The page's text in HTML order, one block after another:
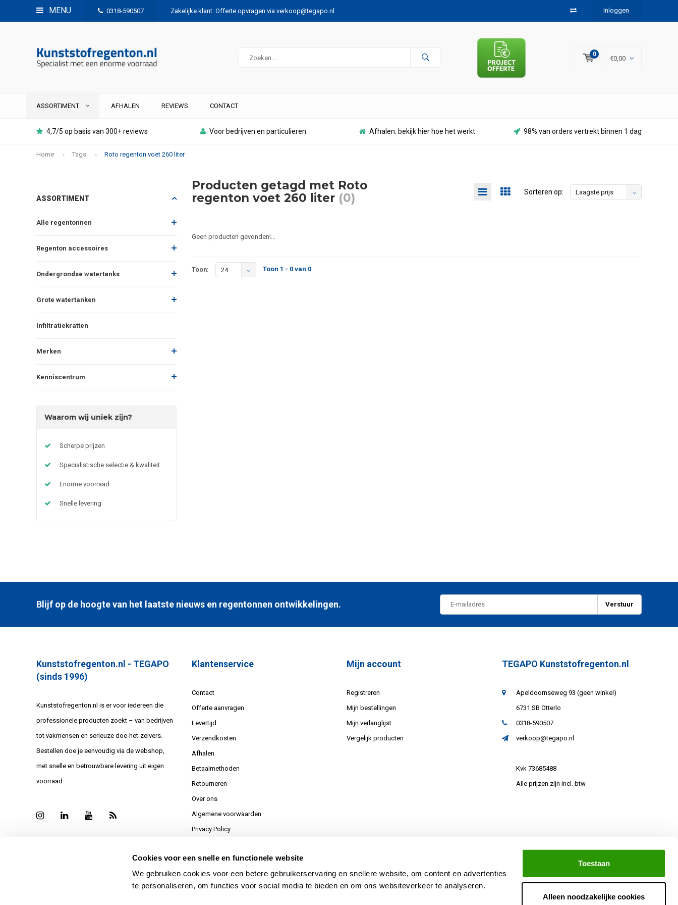
Cookies voor een snelle en functionele website
We gebruiken cookies voor een betere gebruikerservaring en snellere website, om content en advertenties
te personaliseren, om functies voor social media te bieden en om ons websiteverkeer te analyseren.
Toestaan
Alleen noodzakelijke cookies
MENU 0318-590507 Zakelijke klant: Offerte opvragen via verkoop@tegapo.nl Inloggen
0
€0,00
ASSORTIMENT AFHALEN REVIEWS CONTACT
4,7/5 op basis van 300+ reviews Voor bedrijven en particulieren Afhalen: bekijk hier hoe het werkt 98% van orders vertrekt binnen 1 dag
Home Tags Roto regenton voet 260 liter
ASSORTIMENT
Alle regentonnen
Regenton accessoires
Ondergrondse watertanks
Grote watertanken
Infiltratiekratten
Merken
Kenniscentrum
Waarom wij uniek zijn?
Scherpe prijzen
Specialistische selectie & kwaliteit
Enorme voorraad
Snelle levering
Producten getagd met Roto
regenton voet 260 liter (0) Sorteren op: Laagste prijs
Geen producten gevonden!...
Toon: 24 Toon 1 - 0 van 0
Blijf op de hoogte van het laatste nieuws en regentonnen ontwikkelingen. Verstuur
Kunststofregenton.nl - TEGAPO
(sinds 1996)
Kunststofregenton.nl is er voor iedereen die
professionele producten zoekt – van bedrijven
tot vakmensen en serieuze doe-het-zelvers.
Bestellen doe je eenvoudig via de webshop,
met snelle en betrouwbare levering uit eigen
voorraad.
Klantenservice
Contact
Offerte aanvragen
Levertijd
Verzendkosten
Afhalen
Betaalmethoden
Retourneren
Over ons
Algemene voorwaarden
Privacy Policy
Bedankt voor uw aanvraag
Reviews
Mijn account
Registreren
Mijn bestellingen
Mijn verlanglijst
Vergelijk producten
TEGAPO Kunststofregenton.nl
Apeldoornseweg 93 (geen winkel)
6731 SB Otterlo
0318-590507
verkoop@tegapo.nl
Kvk 73685488
Alle prijzen zijn incl. btw